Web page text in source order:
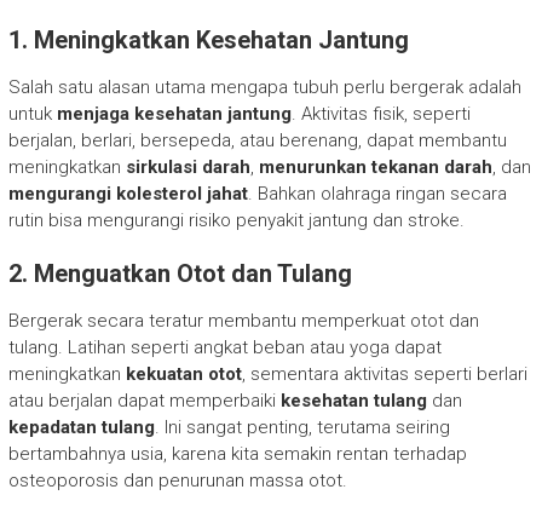
1. Meningkatkan Kesehatan Jantung
Salah satu alasan utama mengapa tubuh perlu bergerak adalah
untuk menjaga kesehatan jantung. Aktivitas fisik, seperti
berjalan, berlari, bersepeda, atau berenang, dapat membantu
meningkatkan sirkulasi darah, menurunkan tekanan darah, dan
mengurangi kolesterol jahat. Bahkan olahraga ringan secara
rutin bisa mengurangi risiko penyakit jantung dan stroke.
2. Menguatkan Otot dan Tulang
Bergerak secara teratur membantu memperkuat otot dan
tulang. Latihan seperti angkat beban atau yoga dapat
meningkatkan kekuatan otot, sementara aktivitas seperti berlari
atau berjalan dapat memperbaiki kesehatan tulang dan
kepadatan tulang. Ini sangat penting, terutama seiring
bertambahnya usia, karena kita semakin rentan terhadap
osteoporosis dan penurunan massa otot.